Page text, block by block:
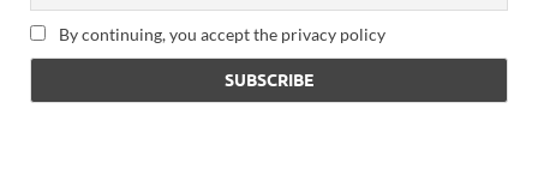
By continuing, you accept the privacy policy